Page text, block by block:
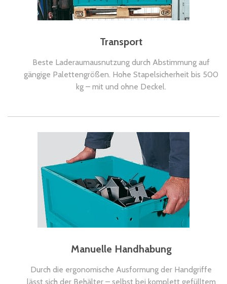
Transport
Beste Laderaumausnutzung durch Abstimmung auf
gängige Palettengrößen. Hohe Stapelsicherheit bis 500
kg – mit und ohne Deckel.
Manuelle Handhabung
Durch die ergonomische Ausformung der Handgriffe
lässt sich der Behälter – selbst bei komplett gefülltem